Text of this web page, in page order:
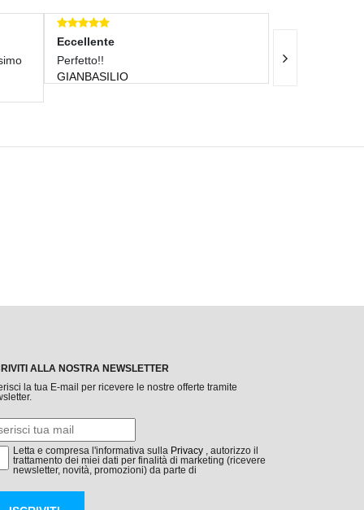
Eccellente
Perfetto!!
GIANBASILIO
Ottimo
ALLA NOSTRA NEWSLETTER
la tua E-mail per ricevere le nostre offerte tramite
Letta e compresa l'informativa sulla Privacy , autorizzo il
trattamento dei miei dati per finalità di marketing (ricevere
newsletter, novità, promozioni) da parte di